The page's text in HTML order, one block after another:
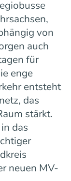
von
auch
für
enge
entsteht
das
stärkt.
das
neuen MV-